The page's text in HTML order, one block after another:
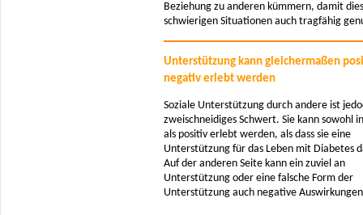
Beziehung zu anderen kümmern, damit
schwierigen Situationen auch tragfähig
Unterstützung kann gleichermaßen
negativ erlebt werden
Soziale Unterstützung durch andere ist
zweischneidiges Schwert. Sie kann sowohl
als positiv erlebt werden, als dass sie eine
Unterstützung für das Leben mit Diabetes
Auf der anderen Seite kann ein zuviel an
Unterstützung oder eine falsche Form der
Unterstützung auch negative